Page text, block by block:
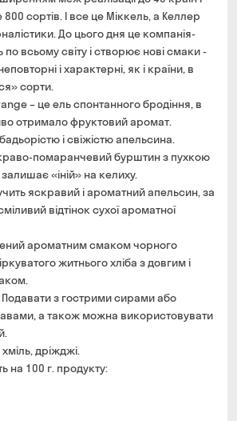
сортів. І все це Міккель, а Келлер
До цього дня це компанія-
по всьому світу і створює нові смаки -
і характерні, як і країни, в
сорти.
– це ель спонтанного бродіння, в
отримало фруктовий аромат.
і свіжістю апельсина.
помаранчевий бурштин з пухкою
«іній» на келиху.
яскравий і ароматний апельсин, за
відтінок сухої ароматної
ароматним смаком чорного
житнього хліба з довгим і
з гострими сирами або
а також можна використовувати
дріжджі.
на 100 г. продукту: